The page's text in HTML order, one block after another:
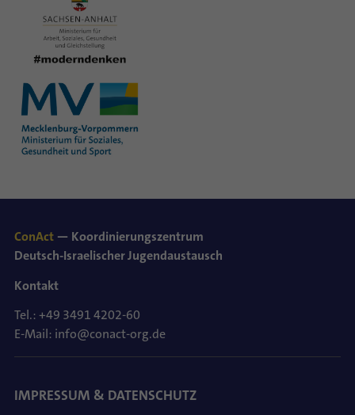
ConAct — Koordinierungszentrum
Deutsch-Israelischer Jugendaustausch
Kontakt
Tel.: +49 3491 4202-60
E-Mail: info@conact-org.de
IMPRESSUM & DATENSCHUTZ